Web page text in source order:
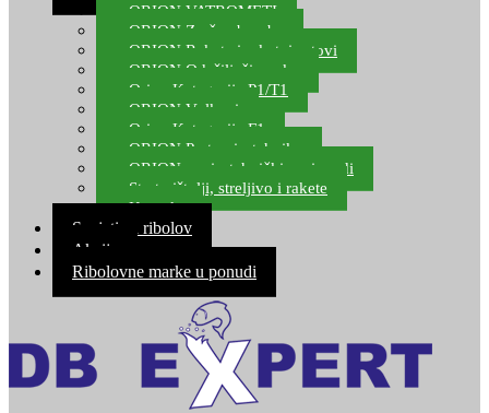
ORION VATROMETI
ORION Zračne bombe
ORION Rakete i raketni setovi
ORION Odašiljači zvuka
Orion Kategorija P1/T1
ORION Vulkani
Orion Kategorija F1
ORION Party pirotehnika
ORION nepirotehnički proizvodi
Start pištolji, streljivo i rakete
Kontakt
Savjeti za ribolov
Akcija
Ribolovne marke u ponudi